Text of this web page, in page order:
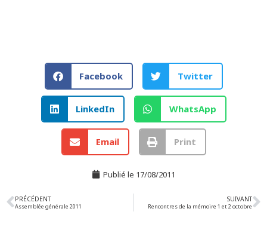
Facebook Twitter
LinkedIn WhatsApp
Email Print
Publié le 17/08/2011
PRÉCÉDENT
Assemblée générale 2011
SUIVANT
Rencontres de la mémoire 1 et 2 octobre